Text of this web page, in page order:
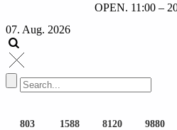
OPEN. 11:00 –
07. Aug. 2026
803 1588 8120 9880